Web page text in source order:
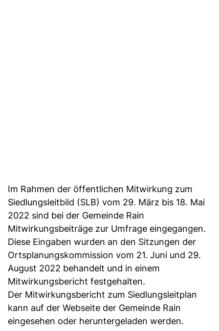
Im Rahmen der öffentlichen Mitwirkung zum
Siedlungsleitbild (SLB) vom 29. März bis 18. Mai
2022 sind bei der Gemeinde Rain
Mitwirkungsbeiträge zur Umfrage eingegangen.
Diese Eingaben wurden an den Sitzungen der
Ortsplanungskommission vom 21. Juni und 29.
August 2022 behandelt und in einem
Mitwirkungsbericht festgehalten.
Der Mitwirkungsbericht zum Siedlungsleitplan
kann auf der Webseite der Gemeinde Rain
eingesehen oder heruntergeladen werden.